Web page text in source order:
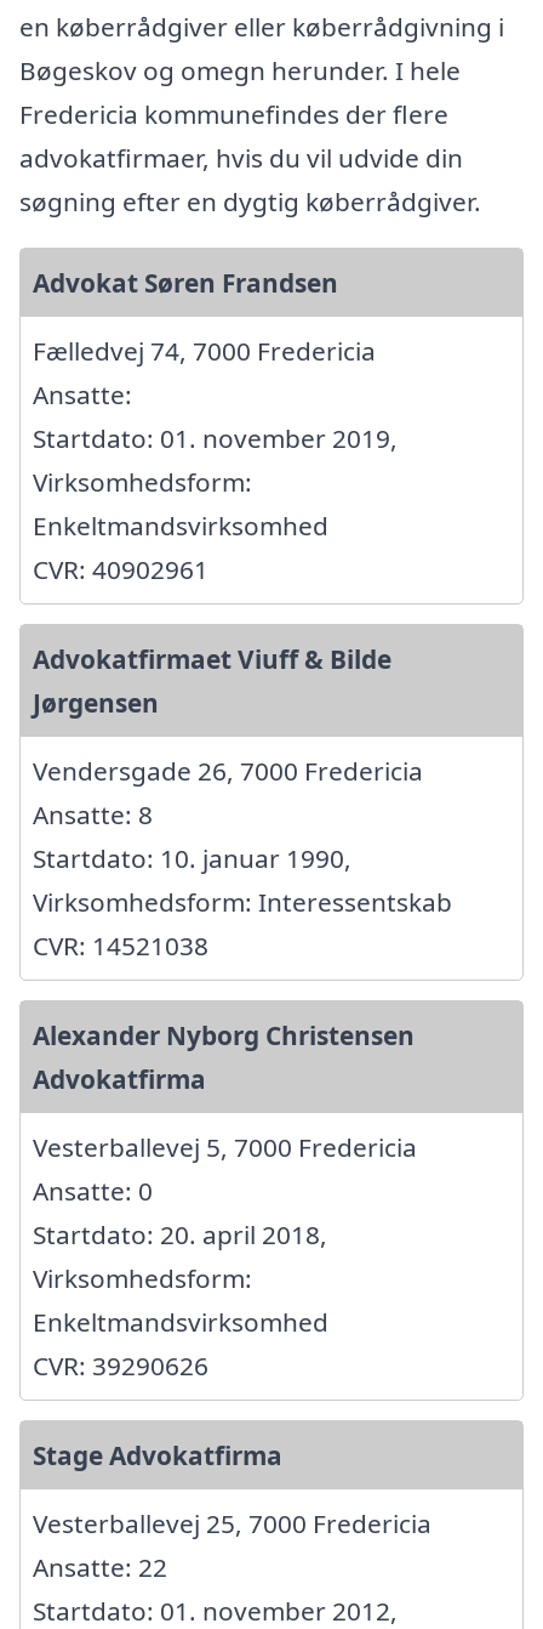
en køberrådgiver eller køberrådgivning i
Bøgeskov og omegn herunder. I hele
Fredericia kommunefindes der flere
advokatfirmaer, hvis du vil udvide din
søgning efter en dygtig køberrådgiver.
Advokat Søren Frandsen
Fælledvej 74, 7000 Fredericia
Ansatte:
Startdato: 01. november 2019,
Virksomhedsform:
Enkeltmandsvirksomhed
CVR: 40902961
Advokatfirmaet Viuff & Bilde
Jørgensen
Vendersgade 26, 7000 Fredericia
Ansatte: 8
Startdato: 10. januar 1990,
Virksomhedsform: Interessentskab
CVR: 14521038
Alexander Nyborg Christensen
Advokatfirma
Vesterballevej 5, 7000 Fredericia
Ansatte: 0
Startdato: 20. april 2018,
Virksomhedsform:
Enkeltmandsvirksomhed
CVR: 39290626
Stage Advokatfirma
Vesterballevej 25, 7000 Fredericia
Ansatte: 22
Startdato: 01. november 2012,